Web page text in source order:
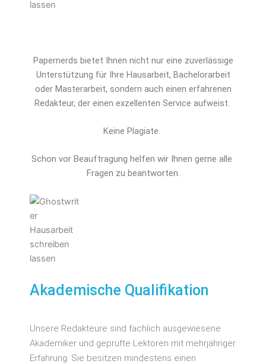
Papernerds bietet Ihnen nicht nur eine zuverlässige
Unterstützung für Ihre Hausarbeit, Bachelorarbeit
oder Masterarbeit, sondern auch einen erfahrenen
Redakteur, der einen exzellenten Service aufweist.
Keine Plagiate.
Schon vor Beauftragung helfen wir Ihnen gerne alle
Fragen zu beantworten.
Akademische Qualifikation
Unsere Redakteure sind fachlich ausgewiesene
Akademiker und geprüfte Lektoren mit mehrjähriger
Erfahrung. Sie besitzen mindestens einen